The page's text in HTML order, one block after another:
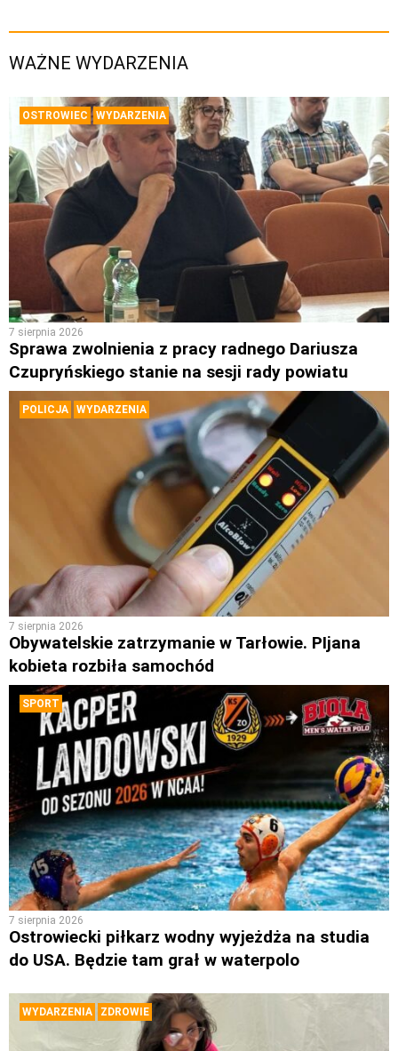
WAŻNE WYDARZENIA
OSTROWIEC WYDARZENIA
7 sierpnia 2026
Sprawa zwolnienia z pracy radnego Dariusza
Czupryńskiego stanie na sesji rady powiatu
POLICJA WYDARZENIA
7 sierpnia 2026
Obywatelskie zatrzymanie w Tarłowie. PIjana
kobieta rozbiła samochód
SPORT
7 sierpnia 2026
Ostrowiecki piłkarz wodny wyjeżdża na studia
do USA. Będzie tam grał w waterpolo
WYDARZENIA ZDROWIE